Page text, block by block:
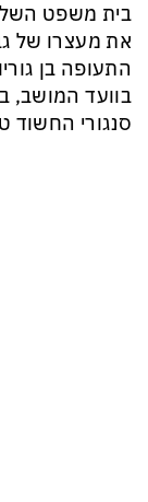
בית משפט
התעופה בן
סנגורי החשוד